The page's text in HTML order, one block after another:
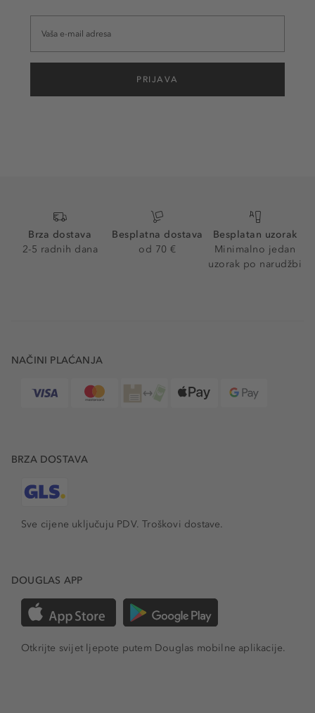
PRIJAVA
Brza dostava
2-5 radnih dana
Besplatna dostava
od 70 €
Besplatan uzorak
Minimalno jedan
uzorak po narudžbi
NAČINI PLAĆANJA
BRZA DOSTAVA
Sve cijene uključuju PDV.Troškovi dostave.
DOUGLAS APP
Otkrijte svijet ljepote putem Douglas mobilne aplikacije.